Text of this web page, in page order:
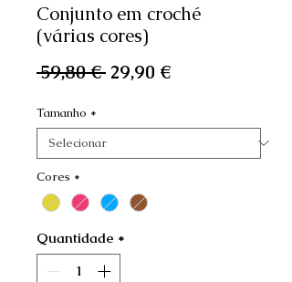
Conjunto em croché
(várias cores)
59,80 € Preço
29,90 €Preço
Tamanho *
Cores *
Quantidade *